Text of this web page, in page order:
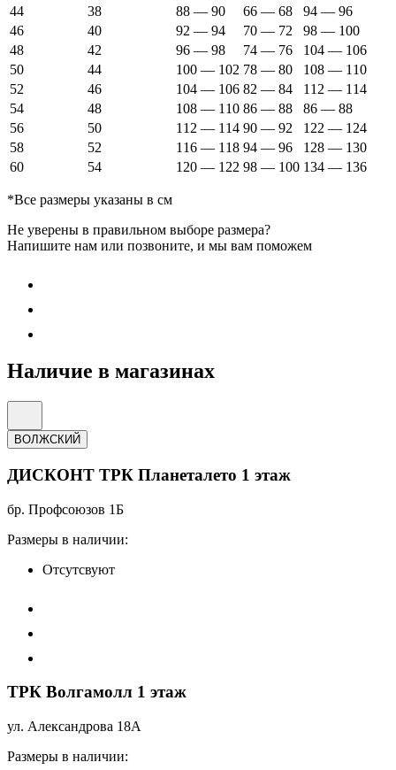
44
38 88 — 90 66 — 68
94 — 96
46
40 92 — 94 70 — 72
98 — 100
48
42 96 — 98 74 — 76
104 — 106
50
44 100 — 102 78 — 80
108 — 110
52
46 104 — 106 82 — 84
112 — 114
54
48 108 — 110 86 — 88
86 — 88
56
50 112 — 114 90 — 92
122 — 124
58
52 116 — 118 94 — 96
128 — 130
60
54 120 — 122 98 — 100 134 — 136
*Все размеры указаны в см
Не уверены в правильном выборе размера?
Напишите нам или позвоните, и мы вам поможем
Наличие в магазинах
ВОЛЖСКИЙ
ДИСКОНТ ТРК Планеталето 1 этаж
бр. Профсоюзов 1Б
Размеры в наличии:
Отсутсвуют
ТРК Волгамолл 1 этаж
ул. Александрова 18А
Размеры в наличии: